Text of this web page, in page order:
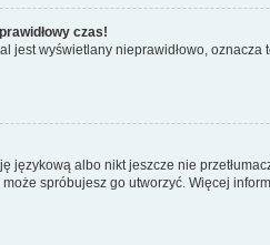
czas!
jest wyświetlany nieprawidłowo,
albo nikt jeszcze nie
spróbujesz go utworzyć. Więcej